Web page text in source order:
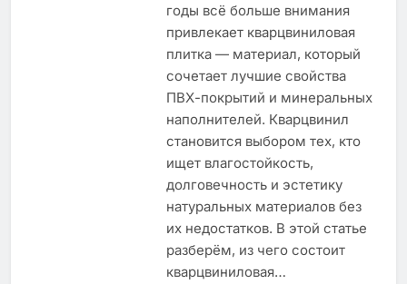
годы всё больше внимания
привлекает кварцвиниловая
плитка — материал, который
сочетает лучшие свойства
ПВХ-покрытий и минеральных
наполнителей. Кварцвинил
становится выбором тех, кто
ищет влагостойкость,
долговечность и эстетику
натуральных материалов без
их недостатков. В этой статье
разберём, из чего состоит
кварцвиниловая…